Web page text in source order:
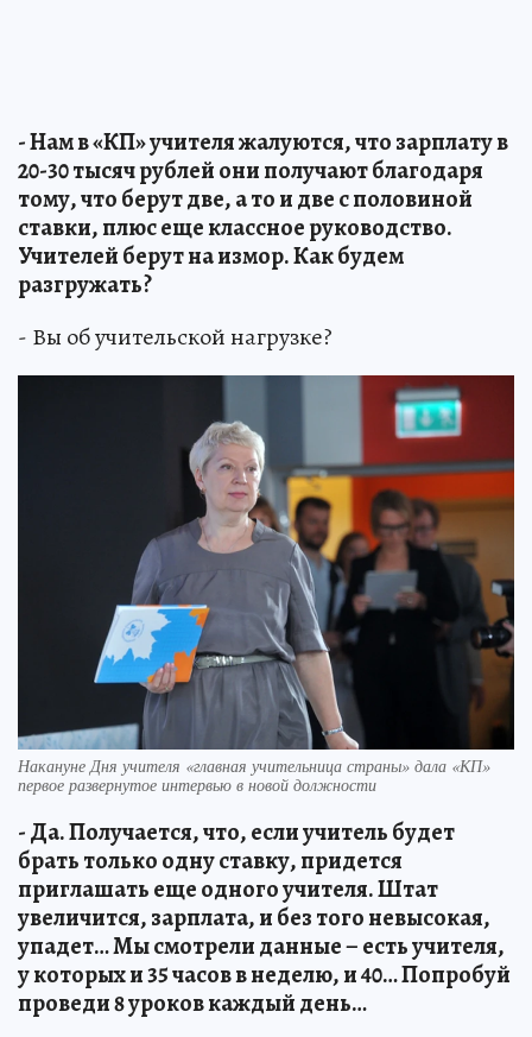
- Нам в «КП» учителя жалуются, что зарплату в
20-30 тысяч рублей они получают благодаря
тому, что берут две, а то и две с половиной
ставки, плюс еще классное руководство.
Учителей берут на измор. Как будем
разгружать?
- Вы об учительской нагрузке?
Накануне Дня учителя «главная учительница страны» дала «КП»
первое развернутое интервью в новой должности
- Да. Получается, что, если учитель будет
брать только одну ставку, придется
приглашать еще одного учителя. Штат
увеличится, зарплата, и без того невысокая,
упадет… Мы смотрели данные – есть учителя,
у которых и 35 часов в неделю, и 40… Попробуй
проведи 8 уроков каждый день…